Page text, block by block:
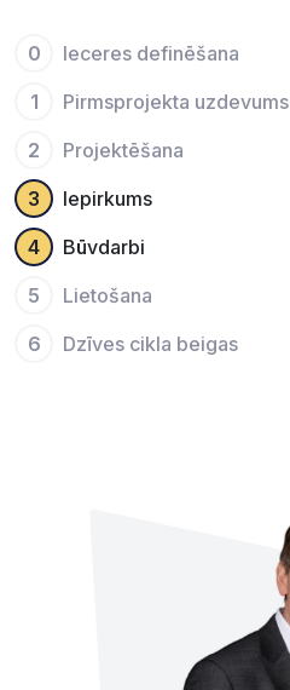
0
Ieceres definēšana
1
Pirmsprojekta uzdevums
2
Projektēšana
3
Iepirkums
4
Būvdarbi
5
Lietošana
6
Dzīves cikla beigas